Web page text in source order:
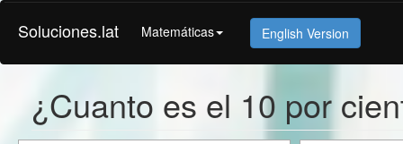
Soluciones.lat Matemáticas English Version
¿Cuanto es el 10 por